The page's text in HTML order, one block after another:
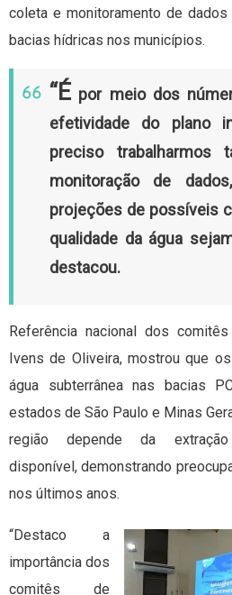
coleta e monitoramento de
bacias hídricas nos municípios.
“É por meio dos
efetividade do plano
preciso trabalharmos
monitoração de
projeções de possíveis
qualidade da água
destacou.
Referência nacional dos
Ivens de Oliveira, mostrou que
água subterrânea nas bacias
estados de São Paulo e Minas
região depende da
disponível, demonstrando
nos últimos anos.
“Destaco a
importância dos
comitês de